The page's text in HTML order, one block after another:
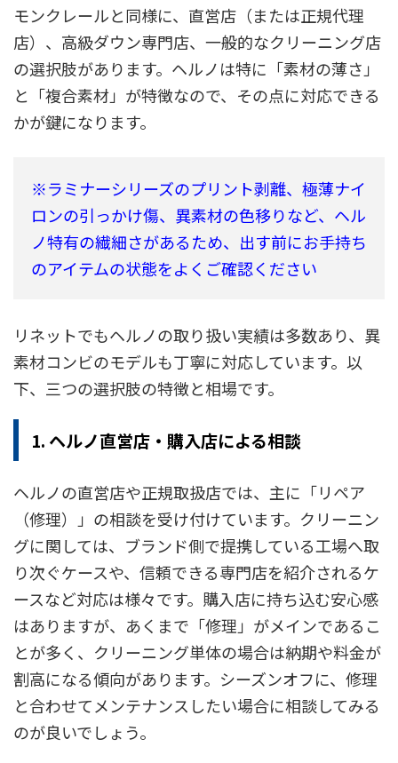
モンクレールと同様に、直営店（または正規代理
店）、高級ダウン専門店、一般的なクリーニング店
の選択肢があります。ヘルノは特に「素材の薄さ」
と「複合素材」が特徴なので、その点に対応できる
かが鍵になります。
※ラミナーシリーズのプリント剥離、極薄ナイ
ロンの引っかけ傷、異素材の色移りなど、ヘル
ノ特有の繊細さがあるため、出す前にお手持ち
のアイテムの状態をよくご確認ください
リネットでもヘルノの取り扱い実績は多数あり、異
素材コンビのモデルも丁寧に対応しています。以
下、三つの選択肢の特徴と相場です。
1. ヘルノ直営店・購入店による相談
ヘルノの直営店や正規取扱店では、主に「リペア
（修理）」の相談を受け付けています。クリーニン
グに関しては、ブランド側で提携している工場へ取
り次ぐケースや、信頼できる専門店を紹介されるケ
ースなど対応は様々です。購入店に持ち込む安心感
はありますが、あくまで「修理」がメインであるこ
とが多く、クリーニング単体の場合は納期や料金が
割高になる傾向があります。シーズンオフに、修理
と合わせてメンテナンスしたい場合に相談してみる
のが良いでしょう。